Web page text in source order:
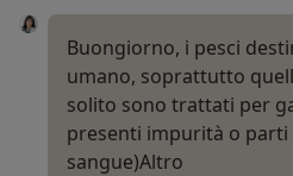
Buongiorno, i pesci
umano, soprattutto
solito sono trattati per
presenti impurità o parti
sangue)Altro